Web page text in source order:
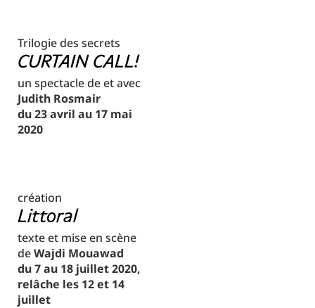
Trilogie des secrets
CURTAIN CALL!
un spectacle de et avec
Judith Rosmair
du 23 avril au 17 mai
2020
création
Littoral
texte et mise en scène
deWajdi Mouawad
du 7 au 18 juillet 2020,
relâche les 12 et 14
juillet